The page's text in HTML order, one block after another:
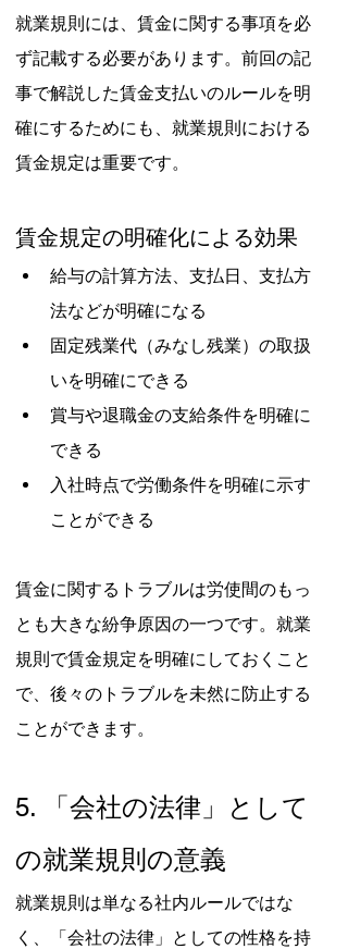
就業規則には、賃金に関する事項を必
ず記載する必要があります。前回の記
事で解説した賃金支払いのルールを明
確にするためにも、就業規則における
賃金規定は重要です。
賃金規定の明確化による効果
給与の計算方法、支払日、支払方
法などが明確になる
固定残業代（みなし残業）の取扱
いを明確にできる
賞与や退職金の支給条件を明確に
できる
入社時点で労働条件を明確に示す
ことができる
賃金に関するトラブルは労使間のもっ
とも大きな紛争原因の一つです。就業
規則で賃金規定を明確にしておくこと
で、後々のトラブルを未然に防止する
ことができます。
5. 「会社の法律」として
の就業規則の意義
就業規則は単なる社内ルールではな
く、「会社の法律」としての性格を持